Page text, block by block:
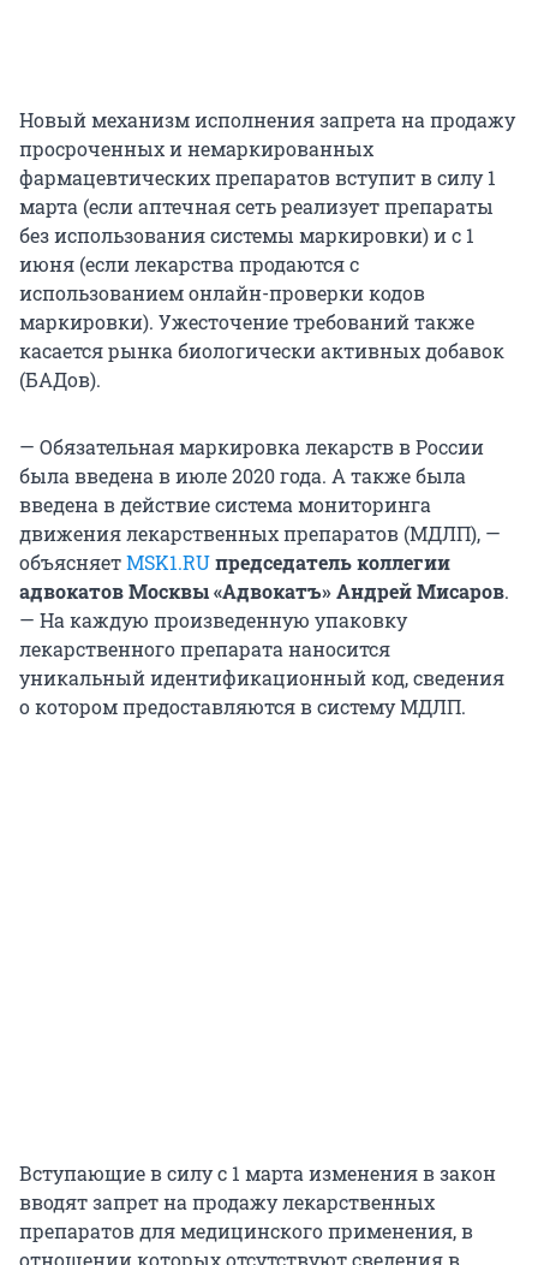
Новый механизм исполнения запрета на продажу
просроченных и немаркированных
фармацевтических препаратов вступит в силу 1
марта (если аптечная сеть реализует препараты
без использования системы маркировки) и с 1
июня (если лекарства продаются с
использованием онлайн-проверки кодов
маркировки). Ужесточение требований также
касается рынка биологически активных добавок
(БАДов).
— Обязательная маркировка лекарств в России
была введена в июле 2020 года. А также была
введена в действие система мониторинга
движения лекарственных препаратов (МДЛП), —
объясняетMSK1.RUпредседатель коллегии
адвокатов Москвы «Адвокатъ» Андрей Мисаров.
— На каждую произведенную упаковку
лекарственного препарата наносится
уникальный идентификационный код, сведения
о котором предоставляются в систему МДЛП.
Вступающие в силу с 1 марта изменения в закон
вводят запрет на продажу лекарственных
препаратов для медицинского применения, в
отношении которых отсутствуют сведения в